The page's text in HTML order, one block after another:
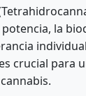
la
crucial para